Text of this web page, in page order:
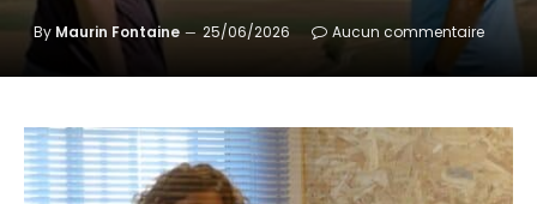
By Maurin Fontaine 25/06/2026 Aucun commentaire